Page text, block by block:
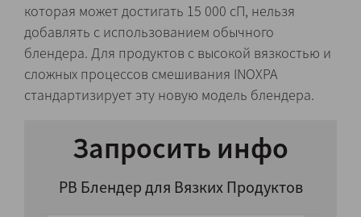
которая может достигать 15 000 сП, нельзя
добавлять с использованием обычного
блендера. Для продуктов с высокой вязкостью и
сложных процессов смешивания INOXPA
стандартизирует эту новую модель блендера.
Запросить инфо
PB Блендер для Вязких Продуктов